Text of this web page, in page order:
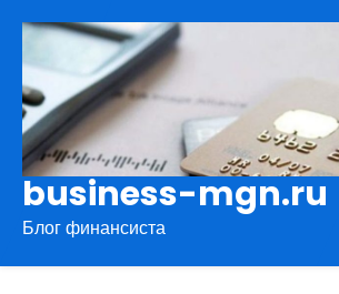
содержимому
business-mgn.ru
Блог финансиста